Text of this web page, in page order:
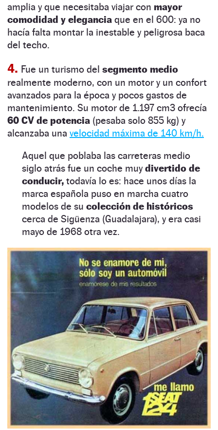
amplia y que necesitaba viajar con mayor
comodidad y elegancia que en el 600: ya no
hacía falta montar la inestable y peligrosa baca
del techo.
4. Fue un turismo del segmento medio
realmente moderno, con un motor y un confort
avanzados para la época y pocos gastos de
mantenimiento. Su motor de 1.197 cm3 ofrecía
60 CV de potencia (pesaba solo 855 kg) y
alcanzaba una velocidad máxima de 140 km/h.
Aquel que poblaba las carreteras medio
siglo atrás fue un coche muydivertido de
conducir, todavía lo es: hace unos días la
marca española puso en marcha cuatro
modelos de su colección de históricos
cerca de Sigüenza (Guadalajara), y era casi
mayo de 1968 otra vez.